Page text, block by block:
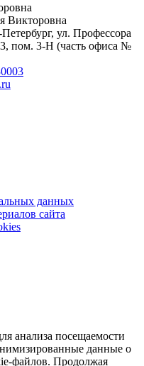
Викторовна
ул. Профессора
пом. 3-Н (часть офиса №
данных
сайта
анализа посещаемости
данные о
файлов. Продолжая